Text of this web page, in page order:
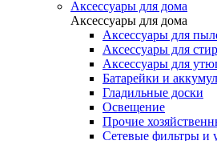
Аксессуары для дома
Аксессуары для дома
Аксессуары для
Аксессуары для
Аксессуары для
Батарейки и
Гладильные доски
Освещение
Прочие
Сетевые фильтры и